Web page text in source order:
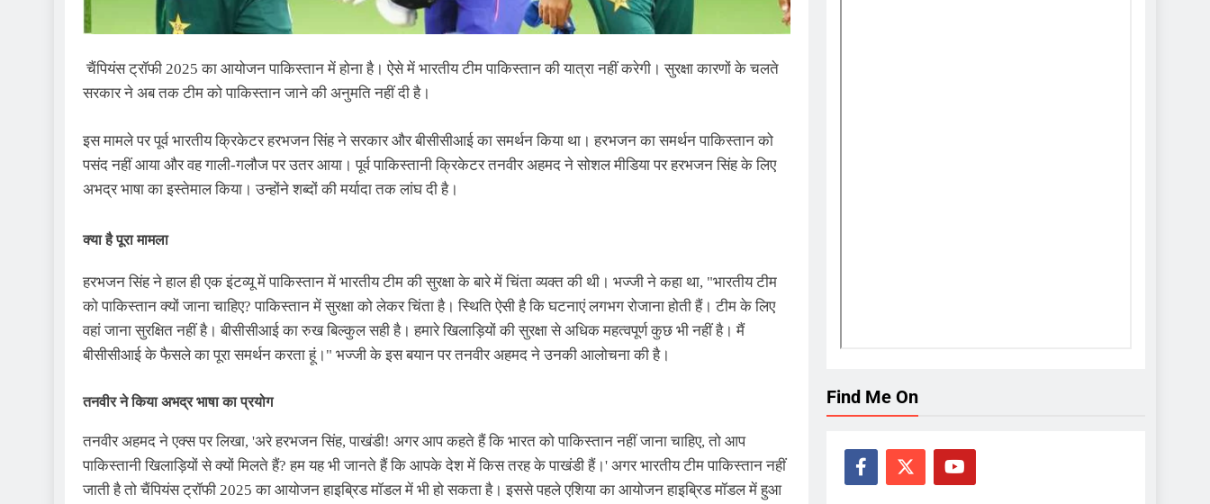
चैंपियंस ट्रॉफी 2025 का आयोजन पाकिस्‍तान में होना है। ऐसे में भारतीय टीम पाकिस्‍तान की यात्रा नहीं करेगी। सुरक्षा कारणों के चलते
सरकार ने अब तक टीम को पाकिस्‍तान जाने की अनुमति नहीं दी है।
इस मामले पर पूर्व भारतीय क्रिकेटर हरभजन सिंह ने सरकार और बीसीसीआई का समर्थन किया था। हरभजन का समर्थन पाकिस्‍तान को
पसंद नहीं आया और वह गाली-गलौज पर उतर आया। पूर्व पाकिस्‍तानी क्रिकेटर तनवीर अहमद ने सोशल मीडिया पर हरभजन सिंह के लिए
अभद्र भाषा का इस्‍तेमाल किया। उन्‍होंने शब्दों की मर्यादा तक लांघ दी है।
क्‍या है पूरा मामला
हरभजन सिंह ने हाल ही एक इंटव्‍यू में पाकिस्तान में भारतीय टीम की सुरक्षा के बारे में चिंता व्यक्त की थी। भज्‍जी ने कहा था, "भारतीय टीम
को पाकिस्तान क्यों जाना चाहिए? पाकिस्तान में सुरक्षा को लेकर चिंता है। स्थिति ऐसी है कि घटनाएं लगभग रोजाना होती हैं। टीम के लिए
वहां जाना सुरक्षित नहीं है। बीसीसीआई का रुख बिल्कुल सही है। हमारे खिलाड़ियों की सुरक्षा से अधिक महत्वपूर्ण कुछ भी नहीं है। मैं
बीसीसीआई के फैसले का पूरा समर्थन करता हूं।" भज्‍जी के इस बयान पर तनवीर अहमद ने उनकी आलोचना की है।
तनवीर ने किया अभद्र भाषा का प्रयोग
तनवीर अहमद ने एक्‍स पर लिखा, 'अरे हरभजन सिंह, पाखंडी! अगर आप कहते हैं कि भारत को पाकिस्तान नहीं जाना चाहिए, तो आप
पाकिस्तानी खिलाड़ियों से क्यों मिलते हैं? हम यह भी जानते हैं कि आपके देश में किस तरह के पाखंडी हैं।' अगर भारतीय टीम पाकिस्‍तान नहीं
जाती है तो चैंपियंस ट्रॉफी 2025 का आयोजन हाइब्रिड मॉडल में भी हो सकता है। इससे पहले एशिया का आयोजन हाइब्रिड मॉडल में हुआ
Find Me On